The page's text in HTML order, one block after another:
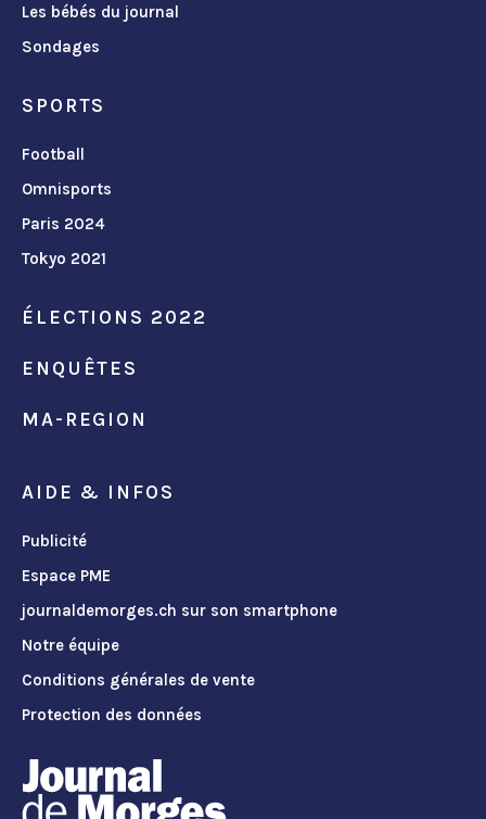
Les bébés du journal
Sondages
SPORTS
Football
Omnisports
Paris 2024
Tokyo 2021
ÉLECTIONS 2022
ENQUÊTES
MA-REGION
AIDE & INFOS
Publicité
Espace PME
journaldemorges.ch sur son smartphone
Notre équipe
Conditions générales de vente
Protection des données